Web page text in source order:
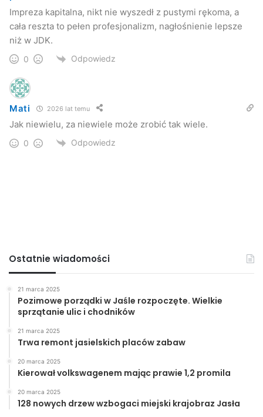
Impreza kapitalna, nikt nie wyszedł z pustymi rękoma, a
cała reszta to pełen profesjonalizm, nagłośnienie lepsze
niż w JDK.
0 Odpowiedz
Mati 2026 lat temu
Jak niewielu, za niewiele może zrobić tak wiele.
0 Odpowiedz
Ostatnie wiadomości
21 marca 2025
Pozimowe porządki w Jaśle rozpoczęte. Wielkie
sprzątanie ulic i chodników
21 marca 2025
Trwa remont jasielskich placów zabaw
20 marca 2025
Kierował volkswagenem mając prawie 1,2 promila
20 marca 2025
128 nowych drzew wzbogaci miejski krajobraz Jasła